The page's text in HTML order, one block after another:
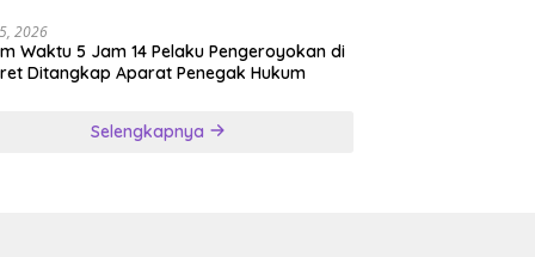
2026
Waktu 5 Jam 14 Pelaku Pengeroyokan di
Ditangkap Aparat Penegak Hukum
Selengkapnya